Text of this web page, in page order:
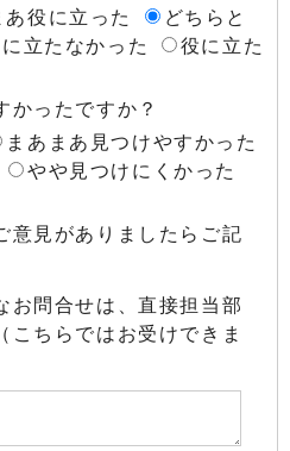
あ役に立った
どちらと
立たなかった
役に立た
かったですか？
まあまあ見つけやすかった
やや見つけにくかった
意見がありましたらご記
お問合せは、直接担当部
ちらではお受けできま